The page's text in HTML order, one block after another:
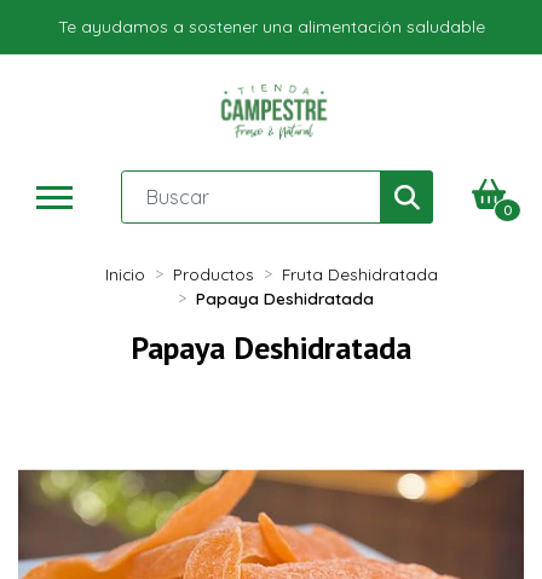
Te ayudamos a sostener una alimentación saludable
0
Inicio Productos
Fruta Deshidratada
Papaya Deshidratada
Papaya Deshidratada